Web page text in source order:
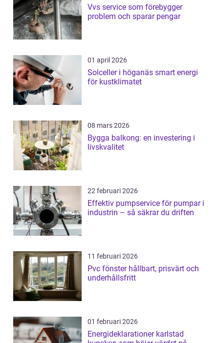
Vvs service som förebygger
problem och sparar pengar
01 april 2026
Solceller i höganäs smart energi
för kustklimatet
08 mars 2026
Bygga balkong: en investering i
livskvalitet
22 februari 2026
Effektiv pumpservice för pumpar i
industrin – så säkrar du driften
11 februari 2026
Pvc fönster hållbart, prisvärt och
underhållsfritt
01 februari 2026
Energideklarationer karlstad